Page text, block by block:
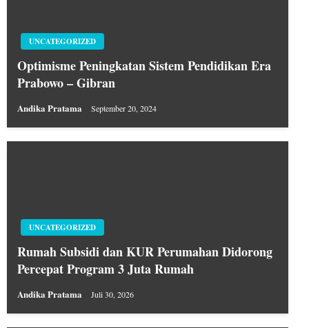
UNCATEGORIZED
Optimisme Peningkatan Sistem Pendidikan Era
Prabowo – Gibran
Andika Pratama September 20, 2024
UNCATEGORIZED
Rumah Subsidi dan KUR Perumahan Didorong
Percepat Program 3 Juta Rumah
Andika Pratama Juli 30, 2026